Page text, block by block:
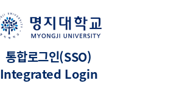
통합로그인(SSO)
Integrated Login